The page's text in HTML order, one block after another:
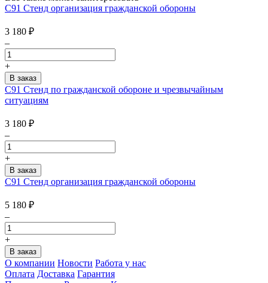
С91 Стенд организация гражданской обороны
3 180 ₽
–
+
С91 Стенд по гражданской обороне и чрезвычайным
ситуациям
3 180 ₽
–
+
С91 Стенд организация гражданской обороны
5 180 ₽
–
+
О компании Новости Работа у нас
Оплата Доставка Гарантия